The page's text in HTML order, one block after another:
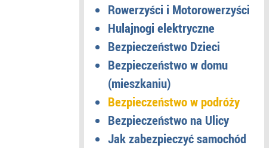
Rowerzyści i Motorowerzyści
Hulajnogi elektryczne
Bezpieczeństwo Dzieci
Bezpieczeństwo w domu
(mieszkaniu)
Bezpieczeństwo w podróży
Bezpieczeństwo na Ulicy
Jak zabezpieczyć samochód